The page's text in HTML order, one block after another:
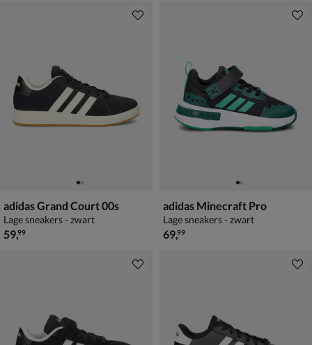
adidas Grand Court 00s
Lage sneakers - zwart
€ 59,99
59,99
adidas Minecraft Pro
Lage sneakers - zwart
€ 69,99
69,99